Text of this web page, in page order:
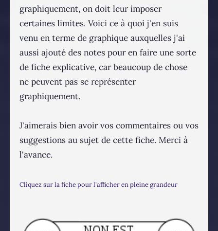
graphiquement, on doit leur imposer
certaines limites. Voici ce à quoi j'en suis
venu en terme de graphique auxquelles j'ai
aussi ajouté des notes pour en faire une sorte
de fiche explicative, car beaucoup de chose
ne peuvent pas se représenter
graphiquement.
J'aimerais bien avoir vos commentaires ou vos
suggestions au sujet de cette fiche. Merci à
l'avance.
Cliquez sur la fiche pour l'afficher en pleine grandeur